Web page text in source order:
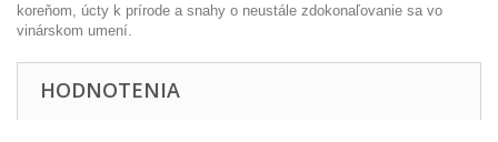
koreňom, úcty k prírode a snahy o neustále zdokonaľovanie sa vo
vinárskom umení.
HODNOTENIA